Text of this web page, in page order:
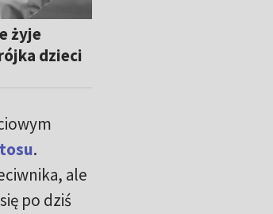
żyje
dzieci
.
ale
po dziś